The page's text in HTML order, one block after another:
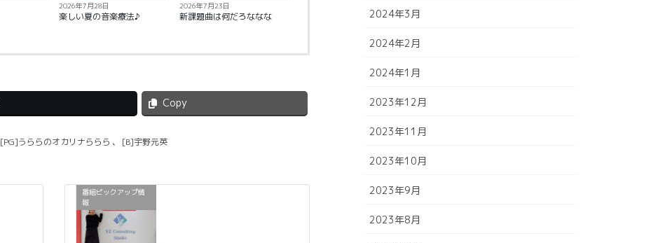
2026年7月28日
楽しい夏の音楽療法♪
2026年7月23日
新課題曲は何だろななな
Copy
[PG]うららのオカリナららら 、 [B]宇野元英
番組ピックアップ情
報
2024年3月
2024年2月
2024年1月
2023年12月
2023年11月
2023年10月
2023年9月
2023年8月